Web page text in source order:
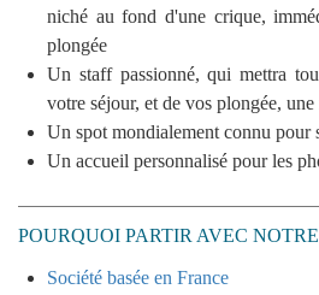
niché au fond d'une crique,
plongée
Un staff passionné, qui mettra
votre séjour, et de vos plongée, une
Un spot mondialement connu pour
Un accueil personnalisé pour les
POURQUOI PARTIR AVEC
Société basée en France